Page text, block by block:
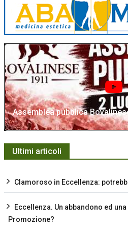
Assemblea pubblica
Ultimi articoli
Clamoroso in Eccellenza:
Eccellenza. Un abbandono ed
Promozione?